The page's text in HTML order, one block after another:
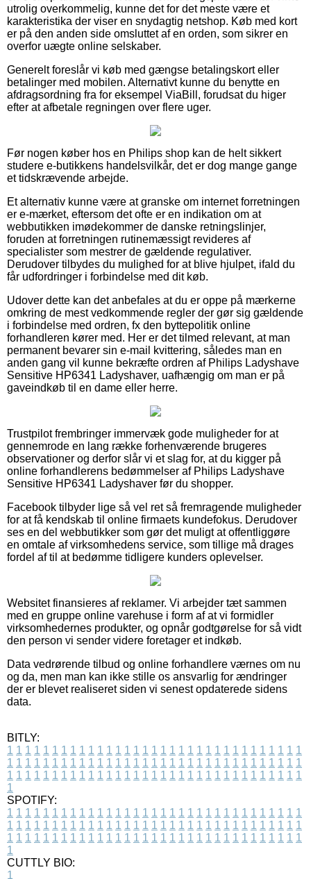
utrolig overkommelig, kunne det for det meste være et
karakteristika der viser en snydagtig netshop. Køb med kort
er på den anden side omsluttet af en orden, som sikrer en
overfor uægte online selskaber.
Generelt foreslår vi køb med gængse betalingskort eller
betalinger med mobilen. Alternativt kunne du benytte en
afdragsordning fra for eksempel ViaBill, forudsat du higer
efter at afbetale regningen over flere uger.
Før nogen køber hos en Philips shop kan de helt sikkert
studere e-butikkens handelsvilkår, det er dog mange gange
et tidskrævende arbejde.
Et alternativ kunne være at granske om internet forretningen
er e-mærket, eftersom det ofte er en indikation om at
webbutikken imødekommer de danske retningslinjer,
foruden at forretningen rutinemæssigt revideres af
specialister som mestrer de gældende regulativer.
Derudover tilbydes du mulighed for at blive hjulpet, ifald du
får udfordringer i forbindelse med dit køb.
Udover dette kan det anbefales at du er oppe på mærkerne
omkring de mest vedkommende regler der gør sig gældende
i forbindelse med ordren, fx den byttepolitik online
forhandleren kører med. Her er det tilmed relevant, at man
permanent bevarer sin e-mail kvittering, således man en
anden gang vil kunne bekræfte ordren af Philips Ladyshave
Sensitive HP6341 Ladyshaver, uafhængig om man er på
gaveindkøb til en dame eller herre.
Trustpilot frembringer immervæk gode muligheder for at
gennemrode en lang række forhenværende brugeres
observationer og derfor slår vi et slag for, at du kigger på
online forhandlerens bedømmelser af Philips Ladyshave
Sensitive HP6341 Ladyshaver før du shopper.
Facebook tilbyder lige så vel ret så fremragende muligheder
for at få kendskab til online firmaets kundefokus. Derudover
ses en del webbutikker som gør det muligt at offentliggøre
en omtale af virksomhedens service, som tillige må drages
fordel af til at bedømme tidligere kunders oplevelser.
Websitet finansieres af reklamer. Vi arbejder tæt sammen
med en gruppe online varehuse i form af at vi formidler
virksomhedernes produkter, og opnår godtgørelse for så vidt
den person vi sender videre foretager et indkøb.
Data vedrørende tilbud og online forhandlere værnes om nu
og da, men man kan ikke stille os ansvarlig for ændringer
der er blevet realiseret siden vi senest opdaterede sidens
data.
BITLY:
1 1 1 1 1 1 1 1 1 1 1 1 1 1 1 1 1 1 1 1 1 1 1 1 1 1 1 1 1 1 1 1 1
1 1 1 1 1 1 1 1 1 1 1 1 1 1 1 1 1 1 1 1 1 1 1 1 1 1 1 1 1 1 1 1 1
1 1 1 1 1 1 1 1 1 1 1 1 1 1 1 1 1 1 1 1 1 1 1 1 1 1 1 1 1 1 1 1 1
1
SPOTIFY:
1 1 1 1 1 1 1 1 1 1 1 1 1 1 1 1 1 1 1 1 1 1 1 1 1 1 1 1 1 1 1 1 1
1 1 1 1 1 1 1 1 1 1 1 1 1 1 1 1 1 1 1 1 1 1 1 1 1 1 1 1 1 1 1 1 1
1 1 1 1 1 1 1 1 1 1 1 1 1 1 1 1 1 1 1 1 1 1 1 1 1 1 1 1 1 1 1 1 1
1
CUTTLY BIO:
1